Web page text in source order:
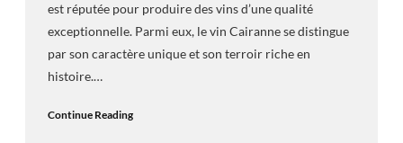
est réputée pour produire des vins d’une qualité
exceptionnelle. Parmi eux, le vin Cairanne se distingue
par son caractère unique et son terroir riche en
histoire.…
Continue Reading